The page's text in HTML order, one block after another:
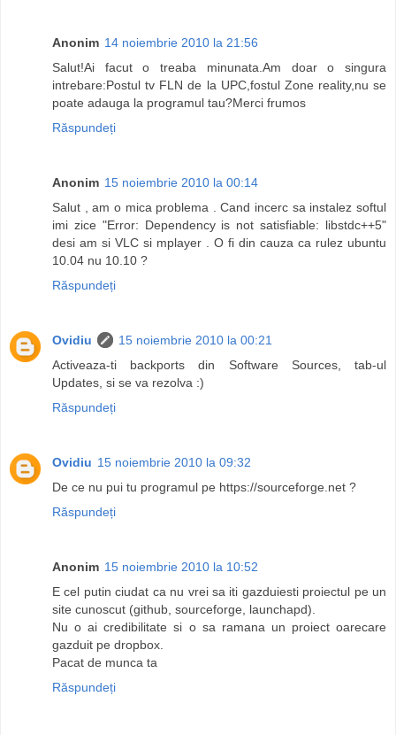
Anonim 14 noiembrie 2010 la 21:56
Salut!Ai facut o treaba minunata.Am doar o singura
intrebare:Postul tv FLN de la UPC,fostul Zone reality,nu se
poate adauga la programul tau?Merci frumos
Răspundeți
Anonim 15 noiembrie 2010 la 00:14
Salut , am o mica problema . Cand incerc sa instalez softul
imi zice "Error: Dependency is not satisfiable: libstdc++5"
desi am si VLC si mplayer . O fi din cauza ca rulez ubuntu
10.04 nu 10.10 ?
Răspundeți
Ovidiu
15 noiembrie 2010 la 00:21
Activeaza-ti backports din Software Sources, tab-ul
Updates, si se va rezolva :)
Răspundeți
Ovidiu 15 noiembrie 2010 la 09:32
De ce nu pui tu programul pe https://sourceforge.net ?
Răspundeți
Anonim 15 noiembrie 2010 la 10:52
E cel putin ciudat ca nu vrei sa iti gazduiesti proiectul pe un
site cunoscut (github, sourceforge, launchapd).
Nu o ai credibilitate si o sa ramana un proiect oarecare
gazduit pe dropbox.
Pacat de munca ta
Răspundeți